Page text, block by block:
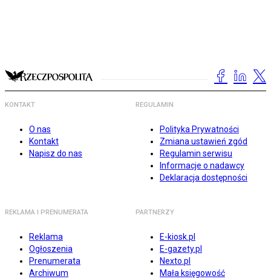
KONTAKT
O nas
Kontakt
Napisz do nas
REGULAMIN
Polityka Prywatności
Zmiana ustawień zgód
Regulamin serwisu
Informacje o nadawcy
Deklaracja dostępności
REKLAMA I PRENUMERATA
Reklama
Ogłoszenia
Prenumerata
Archiwum
PARTNERZY
E-kiosk.pl
E-gazety.pl
Nexto.pl
Mała księgowość